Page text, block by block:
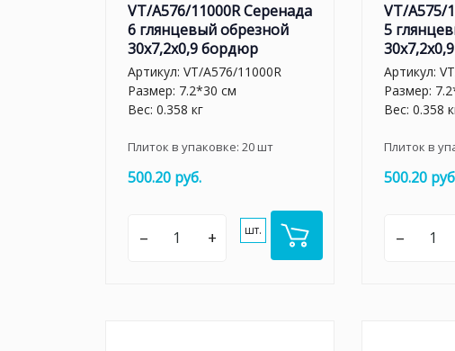
VT/A576/11000R Серенада
6 глянцевый обрезной
30x7,2x0,9 бордюр
Артикул: VT/A576/11000R
Размер: 7.2*30 см
Вес: 0.358 кг
Плиток в упаковке: 20шт
500.20 руб.
– + шт.
VT/A575/
5
Артикул:
Размер:
Вес: 0.358
Плиток в
500.20
–